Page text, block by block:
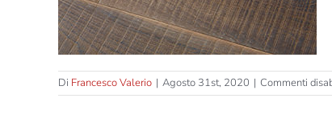
Di Francesco Valerio | Agosto 31st, 2020 | Commenti